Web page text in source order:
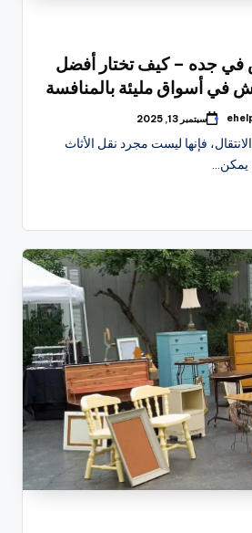
جده – كيف تختار أفضل
في أسواق مليئة بالمنافسة
سبتمبر 13, 2025
فإنها ليست مجرد نقل الأثاث
يمكن…